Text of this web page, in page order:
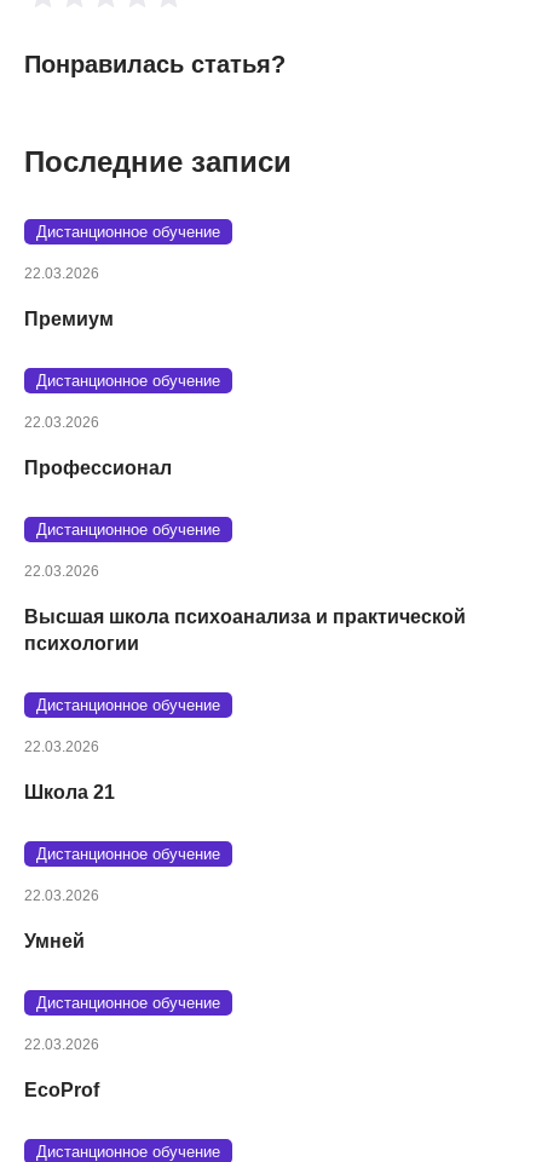
Понравилась статья?
Последние записи
Дистанционное обучение
22.03.2026
Премиум
Дистанционное обучение
22.03.2026
Профессионал
Дистанционное обучение
22.03.2026
Высшая школа психоанализа и практической
психологии
Дистанционное обучение
22.03.2026
Школа 21
Дистанционное обучение
22.03.2026
Умней
Дистанционное обучение
22.03.2026
EcoProf
Дистанционное обучение